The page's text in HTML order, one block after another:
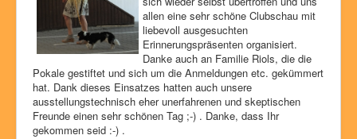
allen eine sehr schöne Clubschau mit
liebevoll ausgesuchten
Erinnerungspräsenten organisiert.
Danke auch an Familie Riols, die die
Pokale gestiftet und sich um die Anmeldungen etc. gekümmert
hat. Dank dieses Einsatzes hatten auch unsere
ausstellungstechnisch eher unerfahrenen und skeptischen
Freunde einen sehr schönen Tag ;-) . Danke, dass Ihr
gekommen seid :-) .